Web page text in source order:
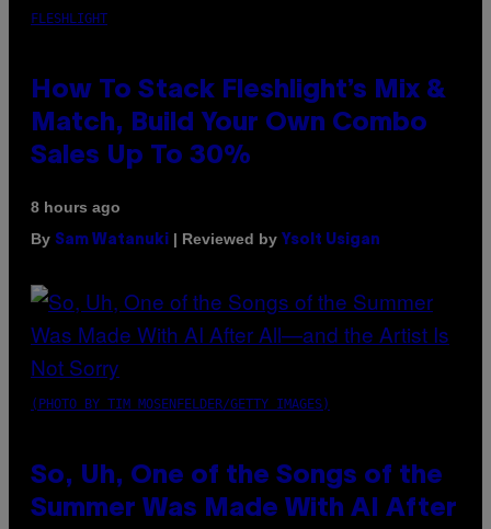
FLESHLIGHT
How To Stack Fleshlight’s Mix &
Match, Build Your Own Combo
Sales Up To 30%
8 hours ago
By Sam Watanuki | Reviewed by Ysolt Usigan
(PHOTO BY TIM MOSENFELDER/GETTY IMAGES)
So, Uh, One of the Songs of the
Summer Was Made With AI After